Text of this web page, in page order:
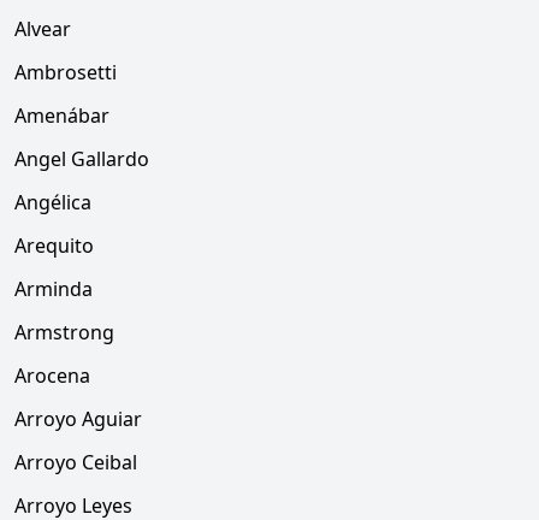
Alvear
Ambrosetti
Amenábar
Angel Gallardo
Angélica
Arequito
Arminda
Armstrong
Arocena
Arroyo Aguiar
Arroyo Ceibal
Arroyo Leyes